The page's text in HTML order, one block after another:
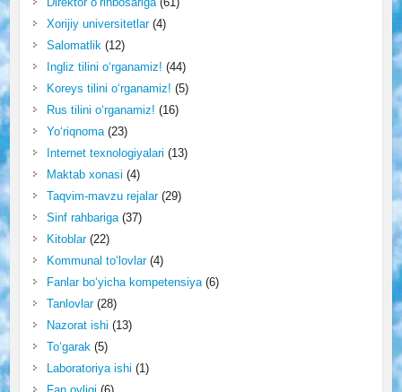
Xorijiy universitetlar(4)
Salomatlik(12)
Ingliz tilini o‘rganamiz! (44)
Koreys tilini o‘rganamiz! (5)
Rus tilini o‘rganamiz! (16)
Yo‘riqnoma(23)
Internet texnologiyalari (13)
Maktab xonasi (4)
Taqvim-mavzu rejalar(29)
Sinf rahbariga(37)
Kitoblar(22)
Kommunal to‘lovlar(4)
Fanlar bo‘yicha kompetensiya(6)
Tanlovlar(28)
Nazorat ishi (13)
To‘garak(5)
Laboratoriya ishi (1)